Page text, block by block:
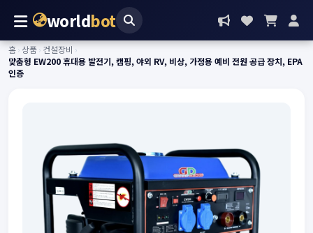
worldbot
홈›상품› 건설장비 ›
맞춤형 EW200 휴대용 발전기, 캠핑, 야외 RV, 비상, 가정용 예비 전원 공급 장치, EPA
인증